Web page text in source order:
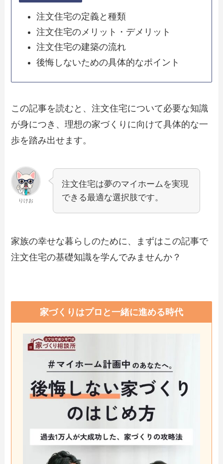
注文住宅の定義と種類
注文住宅のメリット・デメリット
注文住宅の建築の流れ
後悔しないための具体的なポイント
この記事を読むと、注文住宅について必要な知識
が身につき、理想の家づくりに向けて具体的な一
歩を踏み出せます。
りけお
注文住宅は夢のマイホームを実現
できる最適な選択肢です。
家族の幸せな暮らしのために、まずはこの記事で
注文住宅の基礎知識を学んでみませんか？
家づくりはプロと一緒に進める時代